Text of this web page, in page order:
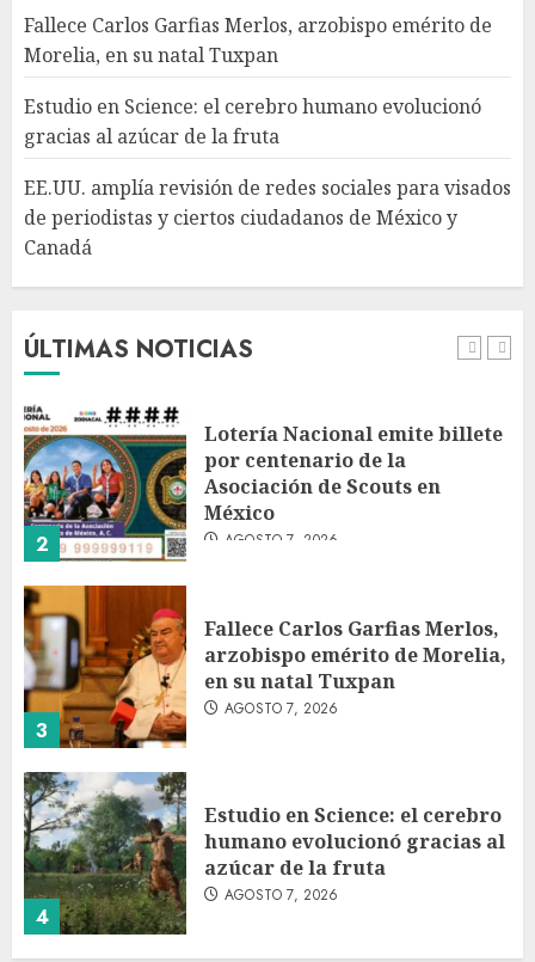
Fallece Carlos Garfias Merlos, arzobispo emérito de
Morelia, en su natal Tuxpan
Estudio en Science: el cerebro humano evolucionó
gracias al azúcar de la fruta
EE.UU. amplía revisión de redes sociales para visados
de periodistas y ciertos ciudadanos de México y
Canadá
ÚLTIMAS NOTICIAS
EE.UU. amplía revisión de
periodistas y ciertos
ciudadanos de México y
Canadá
AGOSTO 7, 2026
1
fondos estrella de Wall Street
2
Lotería Nacional emite billete
por centenario de la
Asociación de Scouts en
México
AGOSTO 7, 2026
3
Fallece Carlos Garfias Merlos,
arzobispo emérito de Morelia,
en su natal Tuxpan
AGOSTO 7, 2026
4
Estudio en Science: el cerebro
humano evolucionó gracias al
azúcar de la fruta
AGOSTO 7, 2026